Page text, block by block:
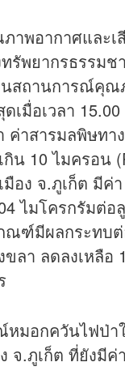
าพอากาศและเ
รัพยากรธรรมช
นสถานการณ์คุณ
เมื่อเวลา
ค่าสารมลพิษทา
น 10 ไมครอน
อง จ.ภูเก็ต มีค่
ไมโครกรัมต่อ
ณฑ์มีผลกระทบ
ลา ลดลงเหลือ
หมอกควันไฟป่า
จ.ภูเก็ต ที่ยังมีค่